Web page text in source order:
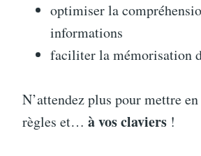
optimiser la
informations
faciliter la mémorisation
N’attendez plus pour mettre
règles et… à vos claviers !